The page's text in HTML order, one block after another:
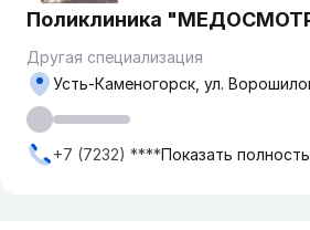
Поликлиника
Другая специализация
Усть-Каменогорск, ул.
+7 (7232) ****Показать